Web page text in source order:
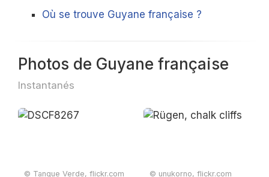
Où se trouve Guyane française ?
Photos de Guyane française
Instantanés
© Tanque Verde, flickr.com © unukorno, flickr.com